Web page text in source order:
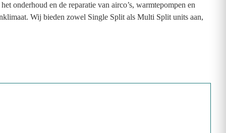
onderhoud en de reparatie van airco’s, warmtepompen en
Wij bieden zowel Single Split als Multi Split units aan,